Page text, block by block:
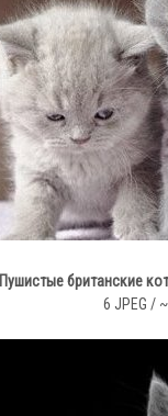
Пушистые британские
6 JPEG /